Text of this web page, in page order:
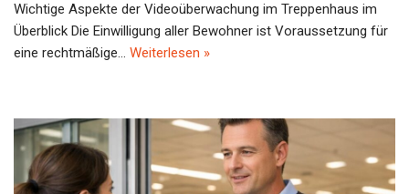
Wichtige Aspekte der Videoüberwachung im Treppenhaus im
Überblick Die Einwilligung aller Bewohner ist Voraussetzung für
eine rechtmäßige… Weiterlesen »